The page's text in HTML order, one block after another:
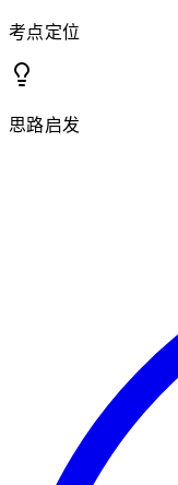
考点定位
思路启发